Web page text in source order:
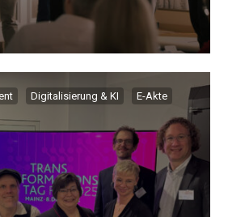
Digitalisierung & KI
E-Akte